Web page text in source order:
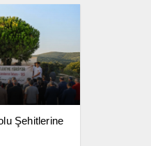
Şehitlerine